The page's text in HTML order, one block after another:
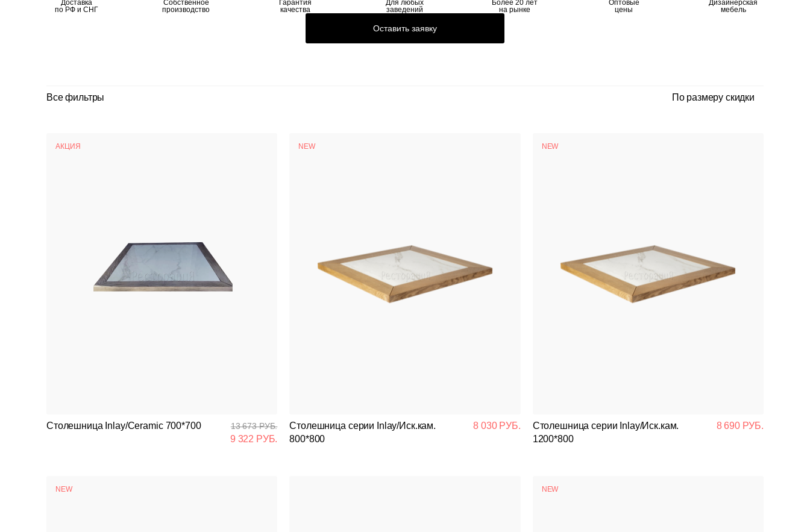
Доставка
по РФ и СНГ
Собственное
производство
Гарантия
качества
Для любых
заведений
Более 20 лет
на рынке
Оптовые
цены
Дизайнерская
мебель
Оставить заявку
Все фильтры По размеру скидки
АКЦИЯ
Столешница Inlay/Ceramic 700*700 13 673 РУБ.
9 322 РУБ.
NEW
Столешница серии Inlay/Иск.кам.
800*800
8 030 РУБ.
NEW
Столешница серии Inlay/Иск.кам.
1200*800
8 690 РУБ.
NEW NEW